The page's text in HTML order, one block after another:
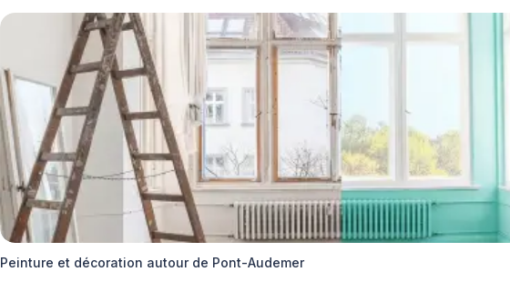
Peinture et décoration autour de Pont-Audemer